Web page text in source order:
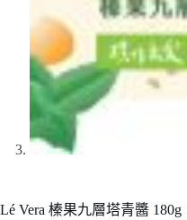
Lé Vera 榛果九層塔青醬 180g